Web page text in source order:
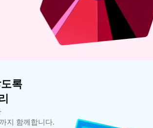
록
지 함께합니다.